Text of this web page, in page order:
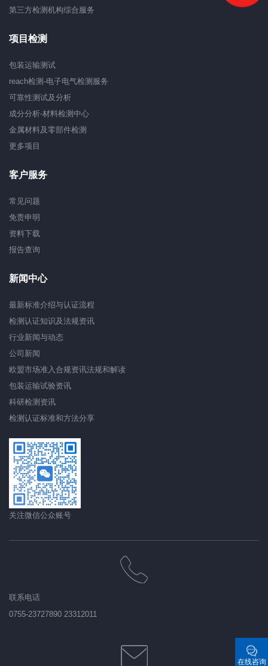
第三方检测机构综合服务
项目检测
包装运输测试
reach检测-电子电气检测服务
可靠性测试及分析
成分分析-材料检测中心
金属材料及零部件检测
更多项目
客户服务
常见问题
免责申明
资料下载
报告查询
新闻中心
最新标准介绍与认证流程
检测认证知识及法规资讯
行业新闻与动态
公司新闻
欧盟市场准入合规资讯法规和解读
包装运输试验资讯
科研检测资讯
检测认证标准和方法分享
关注微信公众账号
联系电话
0755-23727890 23312011
在线咨询